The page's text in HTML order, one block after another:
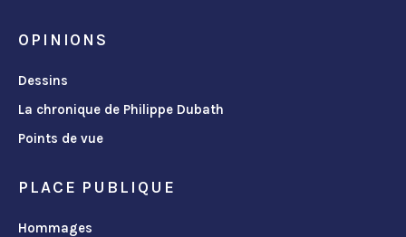
OPINIONS
Dessins
La chronique de Philippe Dubath
Points de vue
PLACE PUBLIQUE
Hommages